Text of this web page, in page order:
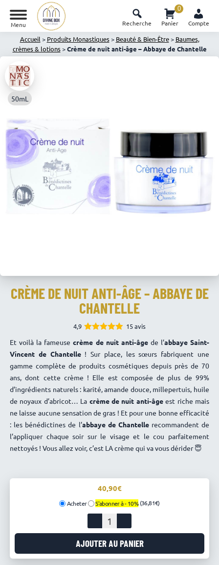
Menu Recherche Panier
0
Compte
Accueil > Produits Monastiques> Beauté & Bien-Être> Baumes,
crèmes & lotions>Crème de nuit anti-âge – Abbaye de Chantelle
50mL
CRÈME DE NUIT ANTI-ÂGE – ABBAYE DE
CHANTELLE
4,9
Note 4.87
sur 5
15 avis
Et voilà la fameusecrème de nuit anti-âge de l’abbaye Saint-
Vincent de Chantelle! Sur place, les sœurs fabriquent une
gamme complète de produits cosmétiques depuis près de 70
ans, dont cette crème ! Elle est composée de plus de 99%
d’ingrédients naturels : karité, amande douce, millepertuis, huile
de noyaux d’abricot… La crèmede nuit anti-âgeest riche mais
ne laisse aucune sensation de gras ! Et pour une bonne efficacité
: les bénédictines de l’abbaye de Chantelle recommandent de
l’appliquer chaque soir sur le visage et le cou parfaitement
nettoyés ! Vous allez voir, c’est LA crème qui va vous dérider😇
40,90
Acheter S'abonner à -10% (36,81€)
quantité
de
Crème
de
nuit
AJOUTER AU PANIER